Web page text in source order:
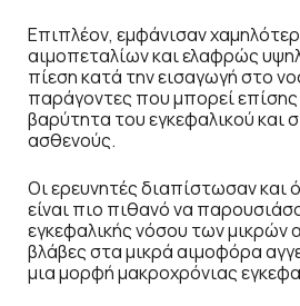
Επιπλέον, εμφάνισαν
αιμοπεταλίων και ελαφρώς
πίεση κατά την εισαγωγή στο
παράγοντες που μπορεί
βαρύτητα του εγκεφαλικού και
ασθενούς.
Οι ερευνητές διαπίστωσαν και
είναι πιο πιθανό να
εγκεφαλικής νόσου των μικρών
βλάβες στα μικρά αιμοφόρα
μια μορφή μακροχρόνιας